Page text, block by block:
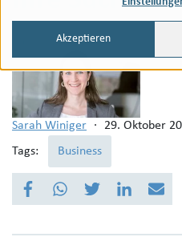
Akzeptieren
Sarah Winiger ·
29. Oktober
Tags:
Business